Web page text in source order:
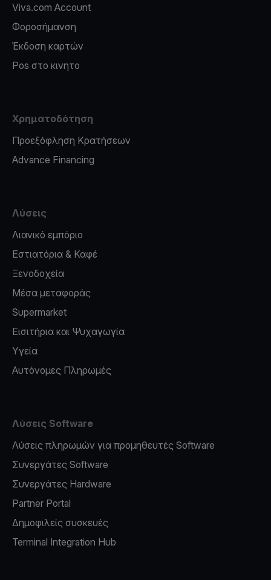
Viva.com Account
Φοροσήμανση
Έκδοση καρτών
Pos στο κινητο
Χρηματοδότηση
Προεξόφληση Κρατήσεων
Advance Financing
Λύσεις
Λιανικό εμπόριο
Εστιατόρια & Καφέ
Ξενοδοχεία
Μέσα μεταφοράς
Supermarket
Εισιτήρια και Ψυχαγωγία
Υγεία
Αυτόνομες Πληρωμές
Λύσεις Software
Λύσεις πληρωμών για προμηθευτές Software
Συνεργάτες Software
Συνεργάτες Hardware
Partner Portal
Δημοφιλείς συσκευές
Terminal Integration Hub